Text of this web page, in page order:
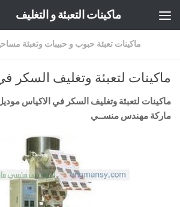
ماكينات التعبئة و التغليف
ماكينات تعبئة حبوب و حبيبات وتعبئة
ماكينات لتعبئة وتغليف السكر
ماركة مهندس منســي